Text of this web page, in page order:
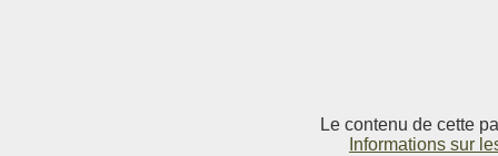
Le contenu de cette
Informations sur